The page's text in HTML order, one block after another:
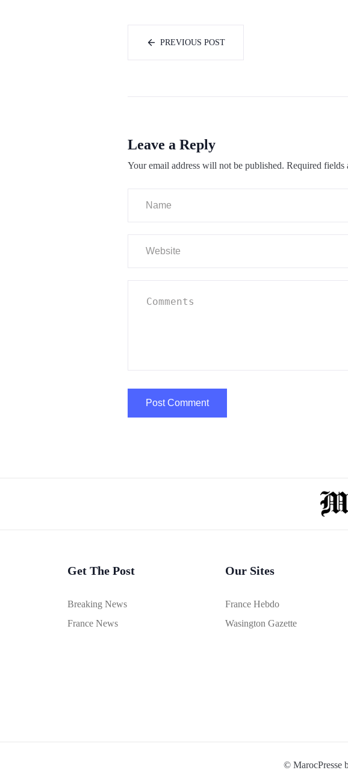
PREVIOUS POST
Leave a Reply
Your email address will not be published. Required fields
Get The Post
Breaking News
France News
Our Sites
France Hebdo
Wasington Gazette
© MarocPresse